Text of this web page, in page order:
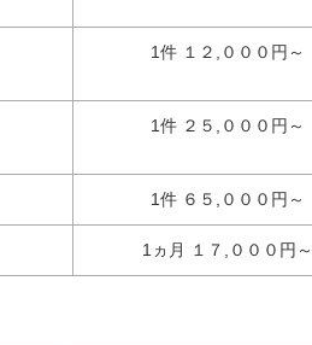
1件 １２,０００円～
1件 ２５,０００円～
1件 ６５,０００円～
1ヵ月 １７,０００円～